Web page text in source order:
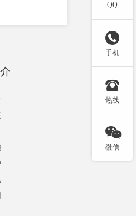
QQ

手机

热线

微信